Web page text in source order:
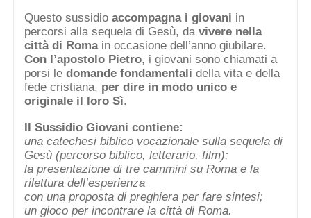
Questo sussidio accompagna i giovani in
percorsi alla sequela di Gesù, da vivere nella
città di Romain occasione dell’anno giubilare.
Con l’apostolo Pietro, i giovani sono chiamati a
porsi le domande fondamentali della vita e della
fede cristiana, per dire in modo unico e
originale il loro Sì.
Il Sussidio Giovani contiene:
una catechesi biblico vocazionale sulla sequela di
Gesù (percorso biblico, letterario, film);
la presentazione di tre cammini su Roma e la
rilettura dell’esperienza
con una proposta di preghiera per fare sintesi;
un gioco per incontrare la città di Roma.